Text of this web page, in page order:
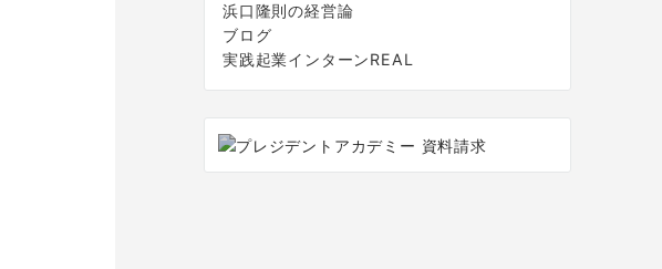
浜口隆則の経営論
ブログ
実践起業インターンREAL